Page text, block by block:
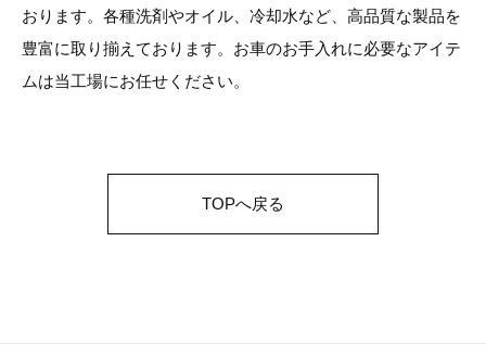
おります。各種洗剤やオイル、冷却水など、高品質な製品を
豊富に取り揃えております。お車のお手入れに必要なアイテ
ムは当工場にお任せください。
TOPへ戻る